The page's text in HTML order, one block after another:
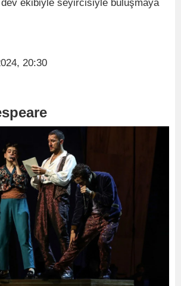
ekibiyle seyircisiyle buluşmaya
20:30